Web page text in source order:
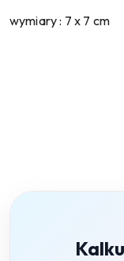
wymiary : 7 x 7 cm